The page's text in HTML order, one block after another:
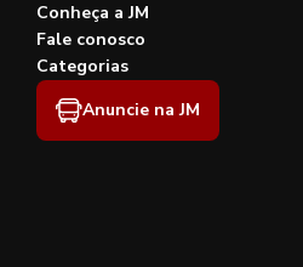
Conheça a JM
Fale conosco
Categorias
Anuncie na JM